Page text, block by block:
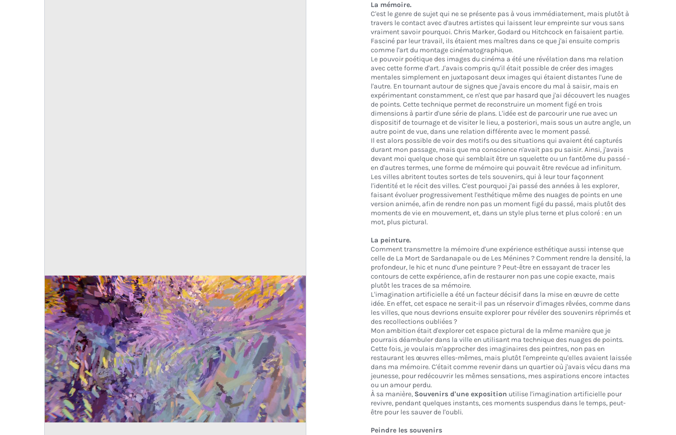
La mémoire.
C'est le genre de sujet qui ne se présente pas à vous immédiatement, mais plutôt à
travers le contact avec d'autres artistes qui laissent leur empreinte sur vous sans
vraiment savoir pourquoi. Chris Marker, Godard ou Hitchcock en faisaient partie.
Fasciné par leur travail, ils étaient mes maîtres dans ce que j'ai ensuite compris
comme l'art du montage cinématographique.
Le pouvoir poétique des images du cinéma a été une révélation dans ma relation
avec cette forme d'art. J'avais compris qu'il était possible de créer des images
mentales simplement en juxtaposant deux images qui étaient distantes l'une de
l'autre. En tournant autour de signes que j'avais encore du mal à saisir, mais en
expérimentant constamment, ce n'est que par hasard que j'ai découvert les nuages
de points. Cette technique permet de reconstruire un moment figé en trois
dimensions à partir d'une série de plans. L'idée est de parcourir une rue avec un
dispositif de tournage et de visiter le lieu, a posteriori, mais sous un autre angle, un
autre point de vue, dans une relation différente avec le moment passé.
Il est alors possible de voir des motifs ou des situations qui avaient été capturés
durant mon passage, mais que ma conscience n'avait pas pu saisir. Ainsi, j'avais
devant moi quelque chose qui semblait être un squelette ou un fantôme du passé -
en d'autres termes, une forme de mémoire qui pouvait être revécue ad infinitum.
Les villes abritent toutes sortes de tels souvenirs, qui à leur tour façonnent
l'identité et le récit des villes. C'est pourquoi j'ai passé des années à les explorer,
faisant évoluer progressivement l'esthétique même des nuages de points en une
version animée, afin de rendre non pas un moment figé du passé, mais plutôt des
moments de vie en mouvement, et, dans un style plus terne et plus coloré : en un
mot, plus pictural.
La peinture.
Comment transmettre la mémoire d'une expérience esthétique aussi intense que
celle de La Mort de Sardanapale ou de Les Ménines ? Comment rendre la densité, la
profondeur, le hic et nunc d'une peinture ? Peut-être en essayant de tracer les
contours de cette expérience, afin de restaurer non pas une copie exacte, mais
plutôt les traces de sa mémoire.
L'imagination artificielle a été un facteur décisif dans la mise en œuvre de cette
idée. En effet, cet espace ne serait-il pas un réservoir d'images rêvées, comme dans
les villes, que nous devrions ensuite explorer pour révéler des souvenirs réprimés et
des recollections oubliées ?
Mon ambition était d'explorer cet espace pictural de la même manière que je
pourrais déambuler dans la ville en utilisant ma technique des nuages de points.
Cette fois, je voulais m'approcher des imaginaires des peintres, non pas en
restaurant les œuvres elles-mêmes, mais plutôt l'empreinte qu'elles avaient laissée
dans ma mémoire. C'était comme revenir dans un quartier où j'avais vécu dans ma
jeunesse, pour redécouvrir les mêmes sensations, mes aspirations encore intactes
ou un amour perdu.
À sa manière, Souvenirs d'une exposition utilise l'imagination artificielle pour
revivre, pendant quelques instants, ces moments suspendus dans le temps, peut-
être pour les sauver de l'oubli.
Peindre les souvenirs